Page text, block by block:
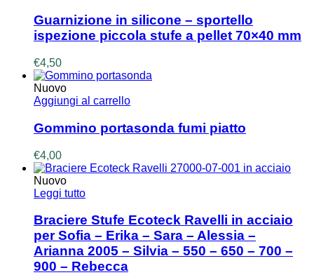
Guarnizione in silicone – sportello
ispezione piccola stufe a pellet 70×40 mm
€4,50
Nuovo
Aggiungi al carrello
Gommino portasonda fumi piatto
€4,00
Nuovo
Leggi tutto
Braciere Stufe Ecoteck Ravelli in acciaio
per Sofia – Erika – Sara – Alessia –
Arianna 2005 – Silvia – 550 – 650 – 700 –
900 – Rebecca